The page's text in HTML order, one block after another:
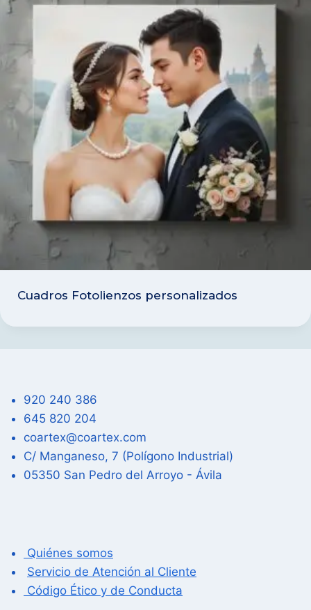
Cuadros Fotolienzos personalizados
920 240 386
645 820 204
coartex@coartex.com
C/ Manganeso, 7 (Polígono Industrial)
05350 San Pedro del Arroyo - Ávila
Quiénes somos
Servicio de Atención al Cliente
Código Ético y de Conducta